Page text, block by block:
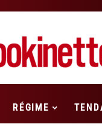
RÉGIME